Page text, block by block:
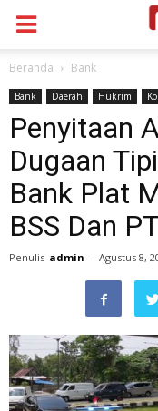
Beranda Bank
Bank Daerah Hukrim
Penyitaan
Dugaan
Bank Plat
BSS Dan
Penulis admin - Agustus 8,